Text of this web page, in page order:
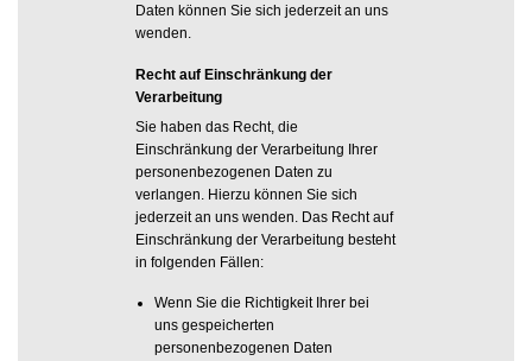
Daten können Sie sich jederzeit an uns
wenden.
Recht auf Einschränkung der
Verarbeitung
Sie haben das Recht, die
Einschränkung der Verarbeitung Ihrer
personenbezogenen Daten zu
verlangen. Hierzu können Sie sich
jederzeit an uns wenden. Das Recht auf
Einschränkung der Verarbeitung besteht
in folgenden Fällen:
Wenn Sie die Richtigkeit Ihrer bei
uns gespeicherten
personenbezogenen Daten